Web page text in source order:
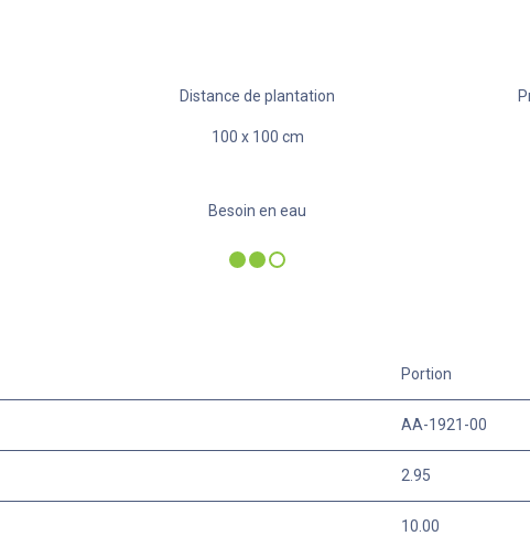
Distance de plantation
100 x 100 cm
Besoin en eau
Portion
AA-1921-00
2.95
10.00